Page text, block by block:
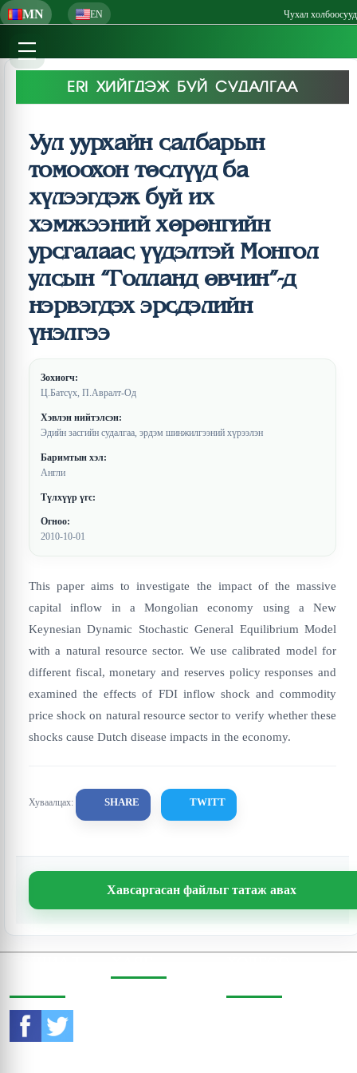
MN EN Чухал холбоосууд
ERI ХИЙГДЭЖ БУЙ СУДАЛГАА
Уул уурхайн салбарын
томоохон төслүүд ба
хүлээгдэж буй их
хэмжээний хөрөнгийн
урсгалаас үүдэлтэй Монгол
улсын “Голланд өвчин”-д
нэрвэгдэх эрсдэлийн
үнэлгээ
Зохиогч:
Ц.Батсүх, П.Авралт-Од
Хэвлэн нийтэлсэн:
Эдийн засгийн судалгаа, эрдэм шинжилгээний хүрээлэн
Баримтын хэл:
Англи
Түлхүүр үгс:
Огноо:
2010-10-01
This paper aims to investigate the impact of the massive
capital inflow in a Mongolian economy using a New
Keynesian Dynamic Stochastic General Equilibrium Model
with a natural resource sector. We use calibrated model for
different fiscal, monetary and reserves policy responses and
examined the effects of FDI inflow shock and commodity
price shock on natural resource sector to verify whether these
shocks cause Dutch disease impacts in the economy.
Хуваалцах: SHARE TWITT
Хавсаргасан файлыг татаж авах